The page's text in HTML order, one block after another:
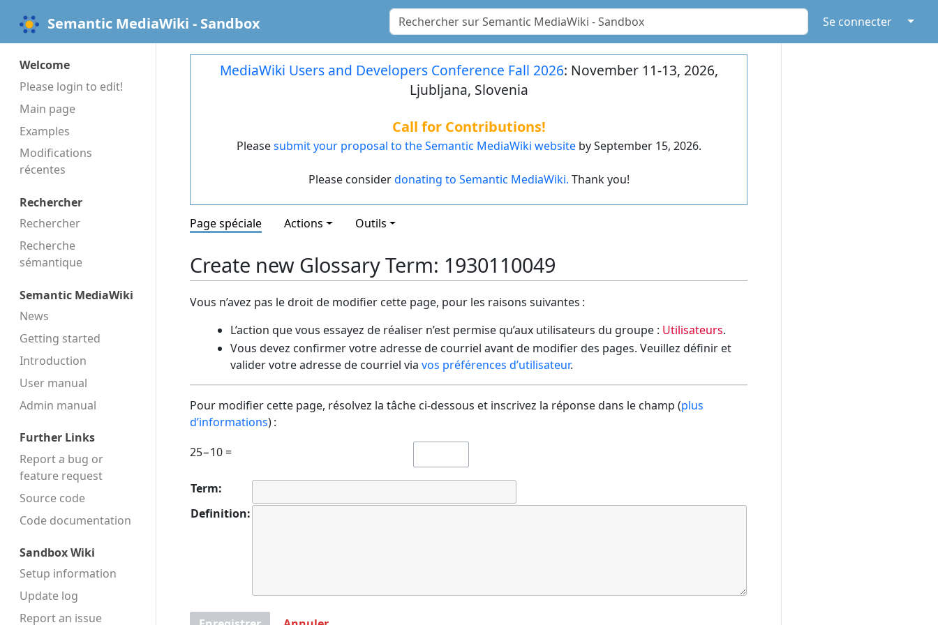
Semantic MediaWiki - Sandbox Se connecter ↓
Welcome
Please login to edit!
Main page
Examples
Modifications
récentes
Rechercher
Rechercher
Recherche
sémantique
Semantic MediaWiki
News
Getting started
Introduction
User manual
Admin manual
Further Links
Report a bug or
feature request
Source code
Code docu­mentation
Sandbox Wiki
Setup information
Update log
Report an issue
MediaWiki Users and Developers Conference Fall 2026: November 11-13, 2026,
Ljubljana, Slovenia
Call for Contributions!
Pleasesubmit your proposal to the Semantic MediaWiki websiteby September 15, 2026.
Please considerdonating to Semantic MediaWiki. Thank you!
Page spéciale Actions Outils
Create new Glossary Term: 1930110049
Vous n’avez pas le droit de modifier cette page, pour les raisons suivantes :
L’action que vous essayez de réaliser n’est permise qu’aux utilisateurs du groupe : Utilisateurs.
Vous devez confirmer votre adresse de courriel avant de modifier des pages. Veuillez définir et
valider votre adresse de courriel via vos préférences d’utilisateur.
Pour modifier cette page, résolvez la tâche ci-dessous et inscrivez la réponse dans le champ (plus
d’informations) :
25−10 =
Term:
Definition: